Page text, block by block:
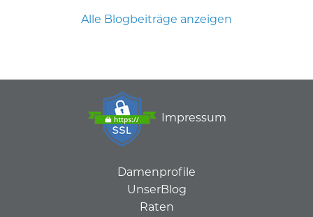
Alle Blogbeiträge anzeigen
Impressum
Damenprofile
UnserBlog
Raten